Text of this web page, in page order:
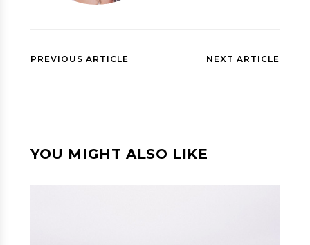
PREVIOUS ARTICLE NEXT ARTICLE
YOU MIGHT ALSO LIKE